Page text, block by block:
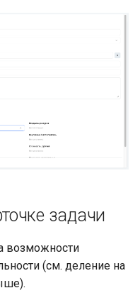
задачи
возможности
(см. деление на